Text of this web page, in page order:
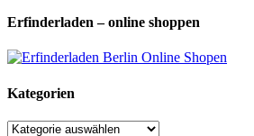
Erfinderladen – online shoppen
Kategorien
Kategorien